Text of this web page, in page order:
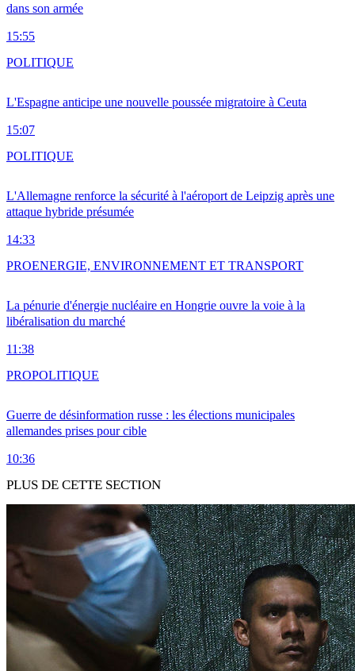
dans son armée
15:55
L'Espagne anticipe une nouvelle poussée migratoire à Ceuta
15:07
POLITIQUE
L'Allemagne renforce la sécurité à l'aéroport de Leipzig après une
attaque hybride présumée
14:33
POLITIQUE
La pénurie d'énergie nucléaire en Hongrie ouvre la voie à la
libéralisation du marché
11:38
PROENERGIE, ENVIRONNEMENT ET TRANSPORT
Guerre de désinformation russe : les élections municipales
allemandes prises pour cible
10:36
PROPOLITIQUE
PLUS DE CETTE SECTION